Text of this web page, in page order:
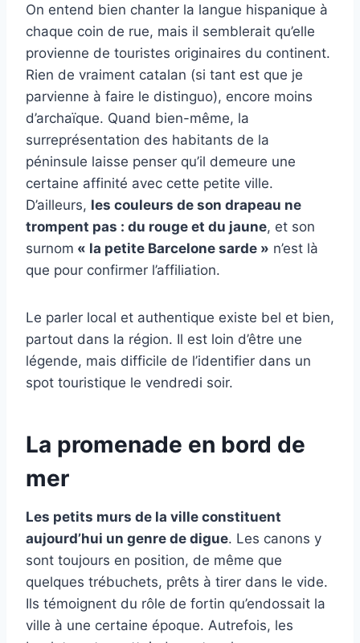
On entend bien chanter la langue hispanique à
chaque coin de rue, mais il semblerait qu’elle
provienne de touristes originaires du continent.
Rien de vraiment catalan (si tant est que je
parvienne à faire le distinguo), encore moins
d’archaïque. Quand bien-même, la
surreprésentation des habitants de la
péninsule laisse penser qu’il demeure une
certaine affinité avec cette petite ville.
D’ailleurs, les couleurs de son drapeau ne
trompent pas : du rouge et du jaune, et son
surnom « la petite Barcelone sarde » n’est là
que pour confirmer l’affiliation.
Le parler local et authentique existe bel et bien,
partout dans la région. Il est loin d’être une
légende, mais difficile de l’identifier dans un
spot touristique le vendredi soir.
La promenade en bord de
mer
Les petits murs de la ville constituent
aujourd’hui un genre de digue. Les canons y
sont toujours en position, de même que
quelques trébuchets, prêts à tirer dans le vide.
Ils témoignent du rôle de fortin qu’endossait la
ville à une certaine époque. Autrefois, les